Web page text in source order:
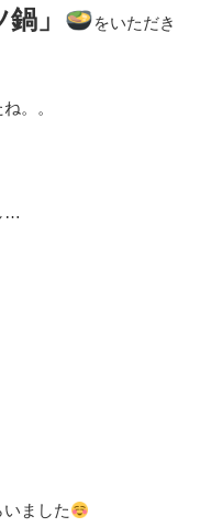
」
をいただき
。。
…
ました